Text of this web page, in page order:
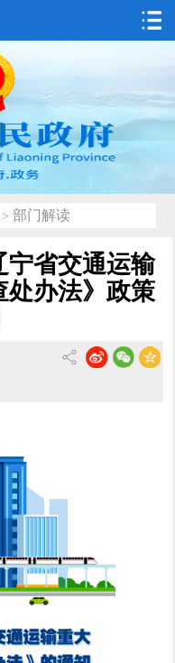
> 部门解读
宁省交通运输
处办法》政策